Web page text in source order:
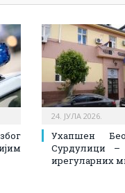
24. ЈУЛА 2026.
Ухапшен
Сурдулици –
ирегуларних